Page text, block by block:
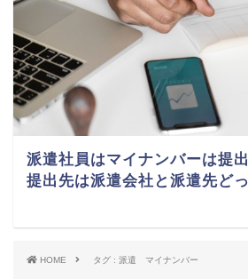
派遣社員はマイナンバーは提
提出先は派遣会社と派遣先ど
HOME タグ : 派遣 マイナンバー